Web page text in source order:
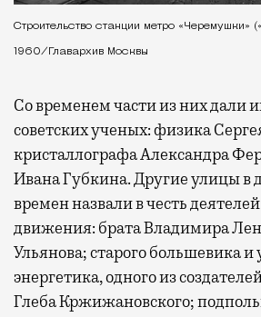
Строительство станции метро «Черемушки»
1960/Главархив Москвы
Со временем части из них дали
советских ученых: физика
кристаллографа Александра
Ивана Губкина. Другие улицы в
времен назвали в честь
движения: брата Владимира
Ульянова; старого большевика и
энергетика, одного из
Глеба Кржижановского;